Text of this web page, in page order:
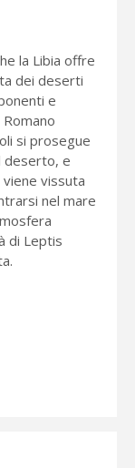
la Libia offre
dei deserti
e
si prosegue
deserto, e
viene vissuta
nel mare
di Leptis